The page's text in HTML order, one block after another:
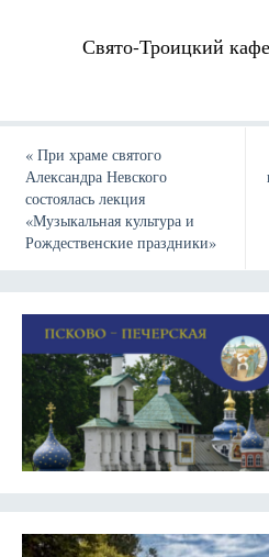
Свято-Троицкий
«При храме святого
Александра Невского
состоялась лекция
«Музыкальная культура и
Рождественские праздники»